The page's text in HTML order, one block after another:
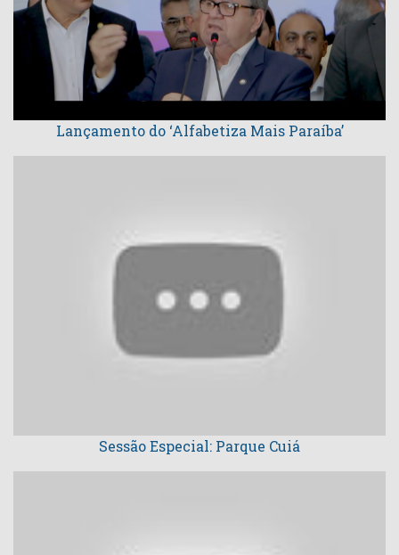
Lançamento do ‘Alfabetiza Mais Paraíba’
Sessão Especial: Parque Cuiá